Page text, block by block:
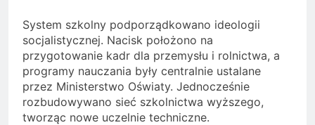
System szkolny podporządkowano ideologii
socjalistycznej. Nacisk położono na
przygotowanie kadr dla przemysłu i rolnictwa, a
programy nauczania były centralnie ustalane
przez Ministerstwo Oświaty. Jednocześnie
rozbudowywano sieć szkolnictwa wyższego,
tworząc nowe uczelnie techniczne.